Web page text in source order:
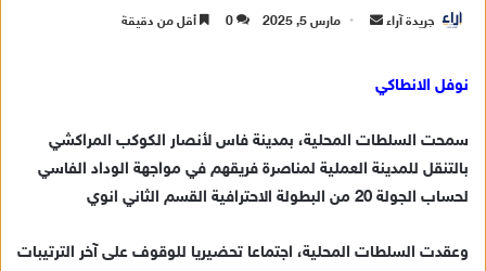
جريدة آراء
ي
د
إ
مارس 5, 2025 0 أقل من دقيقة
نوفل الانطاكي
سمحت السلطات المحلية، بمدينة فاس لأنصار الكوكب المراكشي
بالتنقل للمدينة العملية لمناصرة فريقهم في مواجهة الوداد الفاسي
لحساب الجولة 20 من البطولة الاحترافية القسم الثاني انوي
وعقدت السلطات المحلية، اجتماعا تحضيريا للوقوف على آخر الترتيبات